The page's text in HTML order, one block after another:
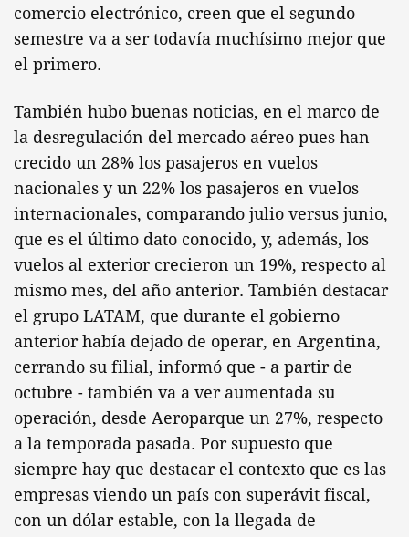
comercio electrónico, creen que el segundo
semestre va a ser todavía muchísimo mejor que
el primero.
También hubo buenas noticias, en el marco de
la desregulación del mercado aéreo pues han
crecido un 28% los pasajeros en vuelos
nacionales y un 22% los pasajeros en vuelos
internacionales, comparando julio versus junio,
que es el último dato conocido, y, además, los
vuelos al exterior crecieron un 19%, respecto al
mismo mes, del año anterior. También destacar
el grupo LATAM, que durante el gobierno
anterior había dejado de operar, en Argentina,
cerrando su filial, informó que - a partir de
octubre - también va a ver aumentada su
operación, desde Aeroparque un 27%, respecto
a la temporada pasada. Por supuesto que
siempre hay que destacar el contexto que es las
empresas viendo un país con superávit fiscal,
con un dólar estable, con la llegada de